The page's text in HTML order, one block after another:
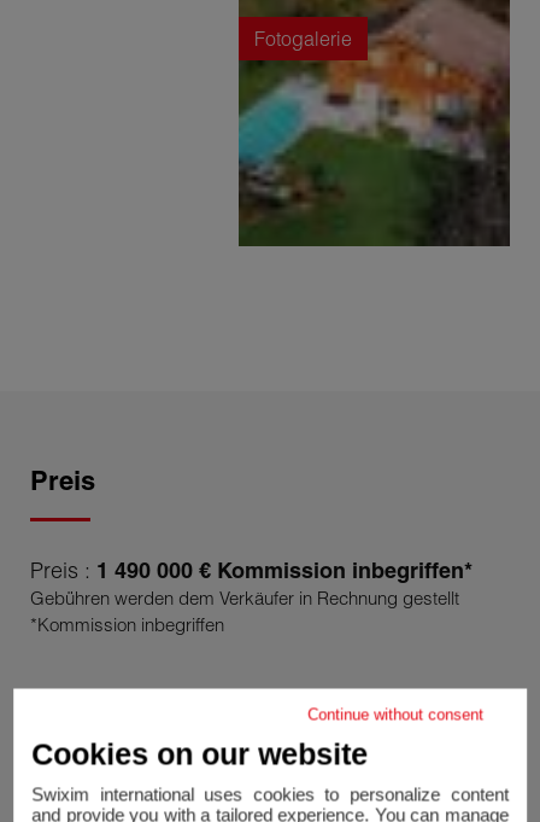
Fotogalerie
Preis
Preis : 1 490 000 € Kommission inbegriffen*
Gebühren werden dem Verkäufer in Rechnung gestellt
*Kommission inbegriffen
Continue without consent
Cookies on our website
Swixim international uses cookies to personalize content
and provide you with a tailored experience. You can manage